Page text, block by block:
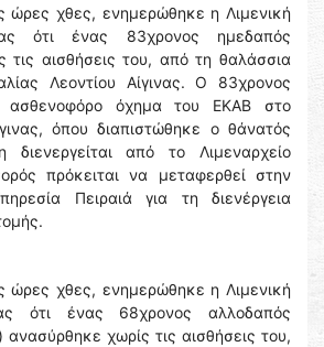
ώρες χθες, ενημερώθηκε η Λιμενική
ότι ένας 83χρονος ημεδαπός
τις αισθήσεις του, από τη θαλάσσια
Λεοντίου Αίγινας. Ο 83χρονος
ασθενοφόρο όχημα του ΕΚΑΒ στο
όπου διαπιστώθηκε ο θάνατός
διενεργείται από το Λιμεναρχείο
πρόκειται να μεταφερθεί στην
Πειραιά για τη διενέργεια
ώρες χθες, ενημερώθηκε η Λιμενική
ότι ένας 68χρονος αλλοδαπός
χωρίς τις αισθήσεις του,